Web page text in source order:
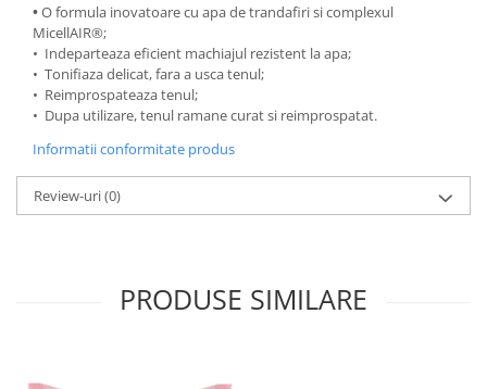
•O formula inovatoare cu apa de trandafiri si complexul
MicellAIR®;
• Indeparteaza eficient machiajul rezistent la apa;
• Tonifiaza delicat, fara a usca tenul;
• Reimprospateaza tenul;
• Dupa utilizare, tenul ramane curat si reimprospatat.
Informatii conformitate produs
Review-uri(0)
PRODUSE SIMILARE